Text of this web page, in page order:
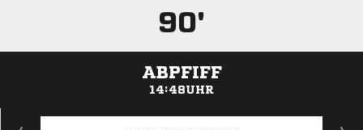
90'
ABPFIFF
14:48UHR
ANZEIGE